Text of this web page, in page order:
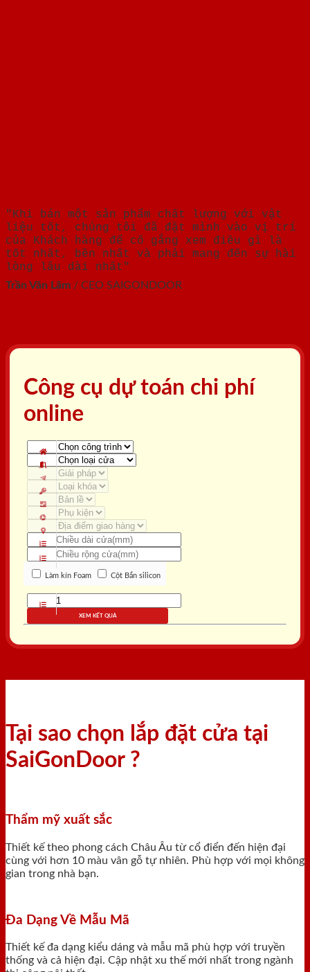
"Khi bán một sản phẩm chất lượng với vật
liệu tốt, chúng tôi đã đặt mình vào vị trí
của Khách hàng để cố gắng xem điều gì là
tốt nhất, bền nhất và phải mang đến sự hài
lòng lâu dài nhất"
Trần Văn Lãm / CEO SAIGONDOOR
Công cụ dự toán chi phí
online
Làm kín Foam Cột Bắn silicon
XEM KẾT QUẢ
Tại sao chọn lắp đặt cửa tại
SaiGonDoor ?
Thẩm mỹ xuất sắc
Thiết kế theo phong cách Châu Âu từ cổ điển đến hiện đại
cùng với hơn 10 màu vân gỗ tự nhiên. Phù hợp với mọi không
gian trong nhà bạn.
Đa Dạng Về Mẫu Mã
Thiết kế đa dạng kiểu dáng và mẫu mã phù hợp với truyền
thống và cả hiện đại. Cập nhật xu thế mới nhất trong ngành